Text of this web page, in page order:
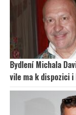
Bydlení Michala
vile ma k dispozici